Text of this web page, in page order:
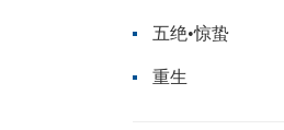
五绝•惊蛰
重生